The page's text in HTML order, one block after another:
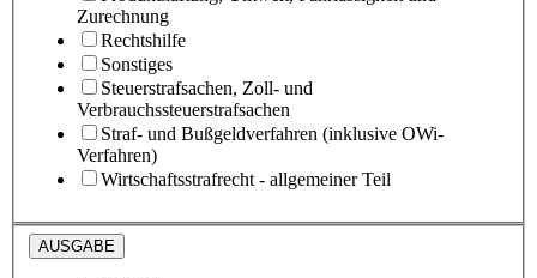
Zurechnung
Rechtshilfe
Sonstiges
Steuerstrafsachen, Zoll- und
Verbrauchssteuerstrafsachen
Straf- und Bußgeldverfahren (inklusive OWi-
Verfahren)
Wirtschaftsstrafrecht - allgemeiner Teil
AUSGABE